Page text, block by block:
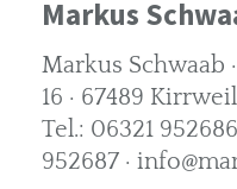
Markus
Markus Schwaab
16 · 67489
Tel.: 06321
952687 ·